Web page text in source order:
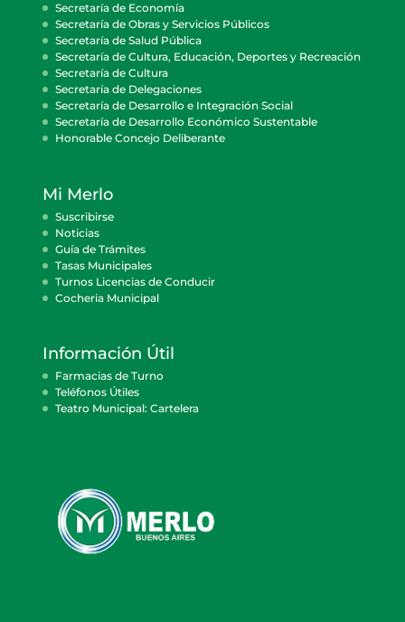
Secretaría de Economía
Secretaría de Obras y Servicios Públicos
Secretaría de Salud Pública
Secretaría de Cultura, Educación, Deportes y Recreación
Secretaría de Cultura
Secretaría de Delegaciones
Secretaría de Desarrollo e Integración Social
Secretaría de Desarrollo Económico Sustentable
Honorable Concejo Deliberante
Mi Merlo
Suscribirse
Noticias
Guía de Trámites
Tasas Municipales
Turnos Licencias de Conducir
Cocheria Municipal
Información Útil
Farmacias de Turno
Teléfonos Útiles
Teatro Municipal: Cartelera